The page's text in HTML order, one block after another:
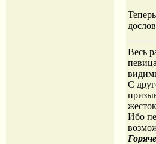
Весь
С
Ибо